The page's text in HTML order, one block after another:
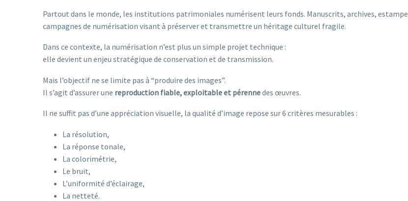
Partout dans le monde, les institutions patrimoniales numérisent leurs fonds. Manuscrits, archives,
campagnes de numérisation visant à préserver et transmettre un héritage culturel fragile.
Dans ce contexte, la numérisation n’est plus un simple projet technique :
elle devient un enjeu stratégique de conservation et de transmission.
Mais l’objectif ne se limite pas à “produire des images”.
Il s’agit d’assurer une reproduction fiable, exploitable et pérennedes œuvres.
Il ne suffit pas d’une appréciation visuelle, la qualité d’image repose sur 6 critères mesurables :
La résolution,
La réponse tonale,
La colorimétrie,
Le bruit,
L’uniformité d’éclairage,
La netteté.